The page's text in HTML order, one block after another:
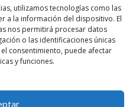
utilizamos tecnologías como las
a la información del dispositivo. El
nos permitirá procesar datos
o las identificaciones únicas
consentimiento, puede afectar
y funciones.